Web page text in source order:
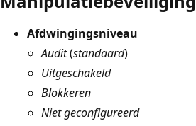
Afdwingingsniveau
Audit(standaard)
Uitgeschakeld
Blokkeren
Niet geconfigureerd